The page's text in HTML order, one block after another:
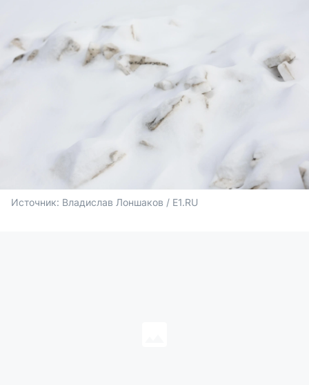
Источник: Владислав Лоншаков / E1.RU